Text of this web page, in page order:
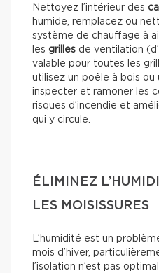
Nettoyez l’intérieur des
humide, remplacez ou
système de chauffage à
les grilles de ventilation
valable pour toutes les
utilisez un poêle à bois ou
inspecter et ramoner les
risques d’incendie et
qui y circule.
ÉLIMINEZ
LES MOISISSURES
L’humidité est un
mois d’hiver,
l’isolation n’est pas